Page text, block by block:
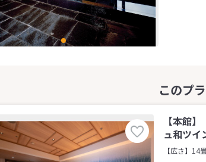
【本館
ュ和ツイ
【広さ】14畳